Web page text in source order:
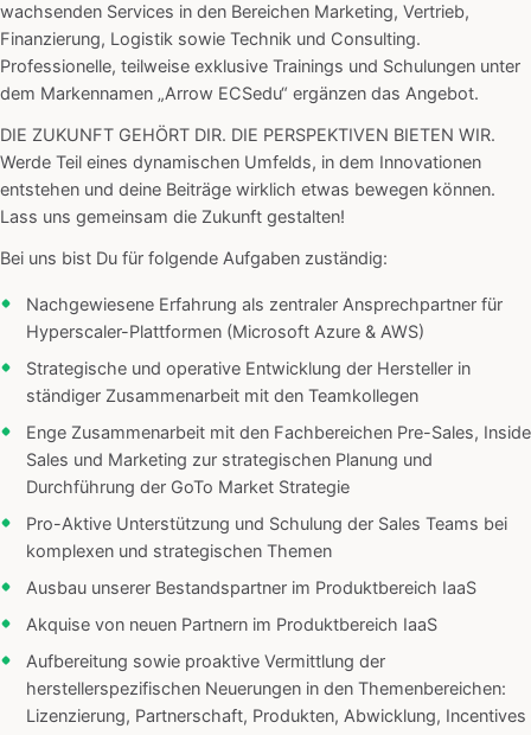
wachsenden Services in den Bereichen Marketing, Vertrieb,
Finanzierung, Logistik sowie Technik und Consulting.
Professionelle, teilweise exklusive Trainings und Schulungen unter
dem Markennamen „Arrow ECSedu“ ergänzen das Angebot.
DIE ZUKUNFT GEHÖRT DIR. DIE PERSPEKTIVEN BIETEN WIR.
Werde Teil eines dynamischen Umfelds, in dem Innovationen
entstehen und deine Beiträge wirklich etwas bewegen können.
Lass uns gemeinsam die Zukunft gestalten!
Bei uns bist Du für folgende Aufgaben zuständig:
Nachgewiesene Erfahrung als zentraler Ansprechpartner für
Hyperscaler-Plattformen (Microsoft Azure & AWS)
Strategische und operative Entwicklung der Hersteller in
ständiger Zusammenarbeit mit den Teamkollegen
Enge Zusammenarbeit mit den Fachbereichen Pre-Sales, Inside
Sales und Marketing zur strategischen Planung und
Durchführung der GoTo Market Strategie
Pro-Aktive Unterstützung und Schulung der Sales Teams bei
komplexen und strategischen Themen
Ausbau unserer Bestandspartner im Produktbereich IaaS
Akquise von neuen Partnern im Produktbereich IaaS
Aufbereitung sowie proaktive Vermittlung der
herstellerspezifischen Neuerungen in den Themenbereichen:
Lizenzierung, Partnerschaft, Produkten, Abwicklung, Incentives